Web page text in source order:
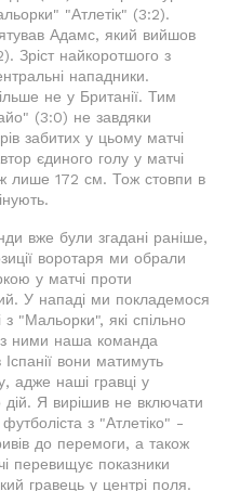
"Атлетік" (3:2).
Адамс, який вийшов
Зріст найкоротшого з
нападники.
не у Британії. Тим
(3:0) не завдяки
забитих у цьому матчі
єдиного голу у матчі
лише 172 см. Тож стовпи в
вже були згадані раніше,
воротаря ми обрали
у матчі проти
У нападі ми покладемося
"Мальорки", які спільно
з ними наша команда
вони матимуть
адже наші гравці у
Я вирішив не включати
з "Атлетіко" -
до перемоги, а також
перевищує показники
гравець у центрі поля.